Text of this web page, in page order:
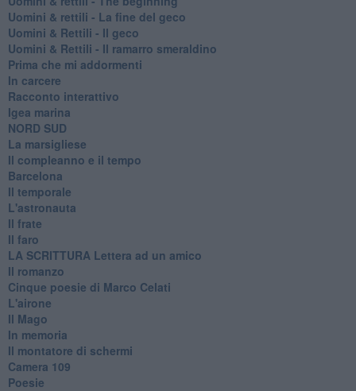
​Uomini & rettili - La fine del geco
Uomini & Rettili - Il geco
Uomini & Rettili - Il ramarro smeraldino
Prima che mi addormenti
In carcere
Racconto interattivo
Igea marina
​NORD SUD
La marsigliese
Il compleanno e il tempo
Barcelona
Il temporale
L'astronauta
Il frate
Il faro
​LA SCRITTURA Lettera ad un amico
Il romanzo
Cinque poesie di Marco Celati
L'airone
Il Mago
In memoria
Il montatore di schermi
Camera 109
Poesie